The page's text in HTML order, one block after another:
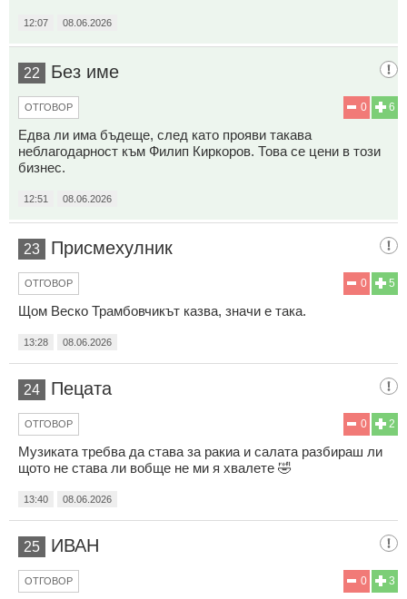
12:07 08.06.2026
22 Без име
6
0
ОТГОВОР
Едва ли има бъдеще, след като прояви такава
неблагодарност към Филип Киркоров. Това се цени в този
бизнес.
12:51 08.06.2026
23 Присмехулник
5
0
ОТГОВОР
Щом Веско Трамбовчикът казва, значи е така.
13:28 08.06.2026
24 Пецата
2
0
ОТГОВОР
Музиката требва да става за ракиа и салата разбираш ли
щото не става ли вобще не ми я хвалете 🤣
13:40 08.06.2026
25 ИВАН
3
0
ОТГОВОР